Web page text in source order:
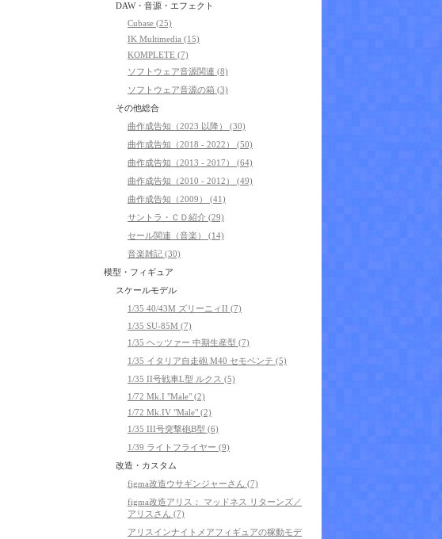
DAW・音源・エフェクト
Cubase (25)
IK Multimedia (15)
KOMPLETE (7)
ソフトウェア音源関連 (8)
ソフトウェア音源の箱 (3)
その他総合
曲作成告知（2023 以降） (30)
曲作成告知（2018 - 2022） (50)
曲作成告知（2013 - 2017） (64)
曲作成告知（2010 - 2012） (49)
曲作成告知（2009） (41)
サントラ・ＣＤ紹介 (29)
セール関連（音楽） (14)
音楽雑記 (30)
模型・フィギュア
スケールモデル
1/35 40/43M ズリーニィII (7)
1/35 SU-85M (7)
1/35 ヘッツァー 中期生産型 (7)
1/35 イタリア自走砲 M40 セモベンテ (5)
1/35 II号戦車L型 ルクス (5)
1/72 Mk.I "Male" (2)
1/72 Mk.IV "Male" (2)
1/35 III号突撃砲B型 (6)
1/39 ライトフライヤー (9)
改造・カスタム
figma改造ウサギンジャーさん (7)
figma改造アリス： マッドネス リターンズ／
アリスさん (7)
アリスインナイトメアフィギュアの稼動モデ